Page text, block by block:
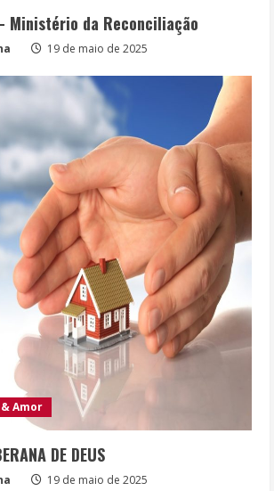
– Ministério da Reconciliação
19 de maio de 2025
Amor
DE DEUS
19 de maio de 2025